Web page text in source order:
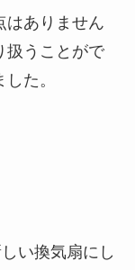
はありません
扱うことがで
た。
い換気扇にし